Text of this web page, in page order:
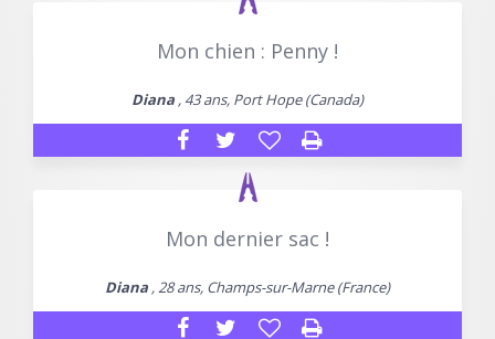
Mon chien : Penny !
Diana , 43 ans, Port Hope (Canada)
Mon dernier sac !
Diana , 28 ans, Champs-sur-Marne (France)